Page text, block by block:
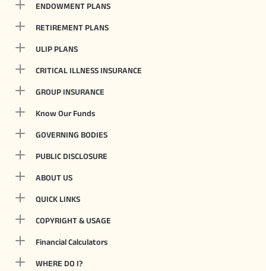
ENDOWMENT PLANS
RETIREMENT PLANS
ULIP PLANS
CRITICAL ILLNESS INSURANCE
GROUP INSURANCE
Know Our Funds
GOVERNING BODIES
PUBLIC DISCLOSURE
ABOUT US
QUICK LINKS
COPYRIGHT & USAGE
Financial Calculators
WHERE DO I?